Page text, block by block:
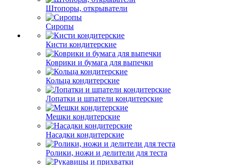
Штопоры, открыватели
Сиропы
Кисти кондитерские
Коврики и бумага для выпечки
Кольца кондитерские
Лопатки и шпатели кондитерские
Мешки кондитерские
Насадки кондитерские
Ролики, ножи и делители для теста